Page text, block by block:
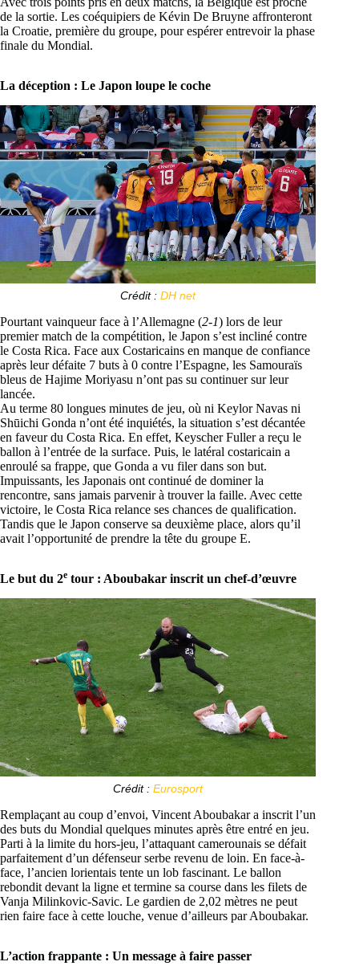
de la sortie. Les coéquipiers de Kévin De Bruyne affronteront
la Croatie, première du groupe, pour espérer entrevoir la phase
finale du Mondial.
La déception : Le Japon loupe le coche
Crédit :DH net
Pourtant vainqueur face à l’Allemagne (2-1) lors de leur
premier match de la compétition, le Japon s’est incliné contre
le Costa Rica. Face aux Costaricains en manque de confiance
après leur défaite 7 buts à 0 contre l’Espagne, les Samouraïs
bleus de Hajime Moriyasu n’ont pas su continuer sur leur
lancée.
Au terme 80 longues minutes de jeu, où ni Keylor Navas ni
Shūichi Gonda n’ont été inquiétés, la situation s’est décantée
en faveur du Costa Rica. En effet, Keyscher Fuller a reçu le
ballon à l’entrée de la surface. Puis, le latéral costaricain a
enroulé sa frappe, que Gonda a vu filer dans son but.
Impuissants, les Japonais ont continué de dominer la
rencontre, sans jamais parvenir à trouver la faille. Avec cette
victoire, le Costa Rica relance ses chances de qualification.
Tandis que le Japon conserve sa deuxième place, alors qu’il
avait l’opportunité de prendre la tête du groupe E.
Le but du 2e tour : Aboubakar inscrit un chef-d’œuvre
Crédit :Eurosport
Remplaçant au coup d’envoi, Vincent Aboubakar a inscrit l’un
des buts du Mondial quelques minutes après être entré en jeu.
Parti à la limite du hors-jeu, l’attaquant camerounais se défait
parfaitement d’un défenseur serbe revenu de loin. En face-à-
face, l’ancien lorientais tente un lob fascinant. Le ballon
rebondit devant la ligne et termine sa course dans les filets de
Vanja Milinkovic-Savic. Le gardien de 2,02 mètres ne peut
rien faire face à cette louche, venue d’ailleurs par Aboubakar.
L’action frappante : Un message à faire passer